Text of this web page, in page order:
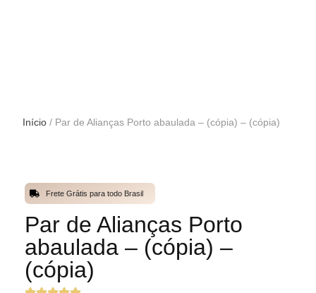
Início / Par de Alianças Porto abaulada – (cópia) – (cópia)
Frete Grátis para todo Brasil
Par de Alianças Porto
abaulada – (cópia) –
(cópia)